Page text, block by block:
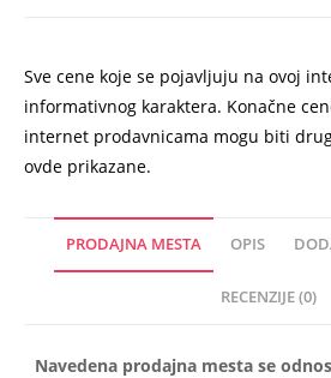
Sve cene koje se pojavljuju na ovoj
informativnog karaktera. Konačne
internet prodavnicama mogu biti
ovde prikazane.
PRODAJNA MESTA OPIS
RECENZIJE (0)
Navedena prodajna mesta se